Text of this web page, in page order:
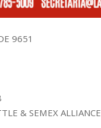
9651
& SEMEX ALLIANCE